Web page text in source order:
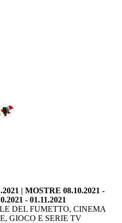
| MOSTRE 08.10.2021 -
- 01.11.2021
DEL FUMETTO, CINEMA
GIOCO E SERIE TV